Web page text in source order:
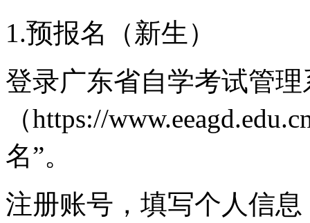
1.预报名（新生）
登录广东省自学考试管理
（https://
名”。
注册账号，填写个人信